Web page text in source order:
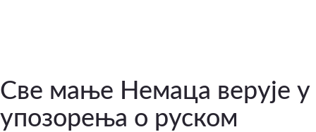
Све мање Немаца верује у
упозорења о руском